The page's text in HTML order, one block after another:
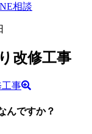
相談
改修工事
んですか？